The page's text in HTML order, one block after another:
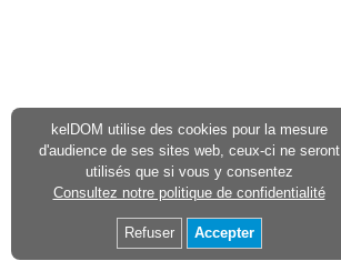
kelDOM utilise des cookies pour la mesure
d'audience de ses sites web, ceux-ci ne seront
utilisés que si vous y consentez
Consultez notre politique de confidentialité
Refuser Accepter